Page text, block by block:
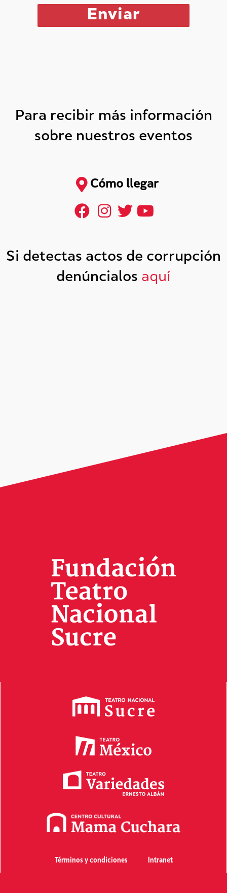
Para recibir más información
sobre nuestros eventos
Cómo llegar
Si detectas actos de corrupción
denúncialos aquí
Términos y condiciones Intranet